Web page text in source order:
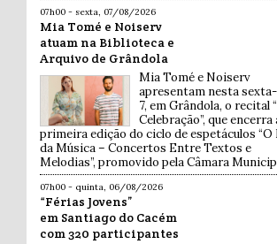
07h00 - sexta, 07/08/2026
Mia Tomé e Noiserv
atuam na Biblioteca e
Arquivo de Grândola
Mia Tomé e Noiserv
apresentam nesta
7, em Grândola, o recital
Celebração”, que encerra
primeira edição do ciclo de espetáculos “O
da Música – Concertos Entre Textos e
Melodias”, promovido pela Câmara
07h00 - quinta, 06/08/2026
“Férias Jovens”
em Santiago do Cacém
com 320 participantes